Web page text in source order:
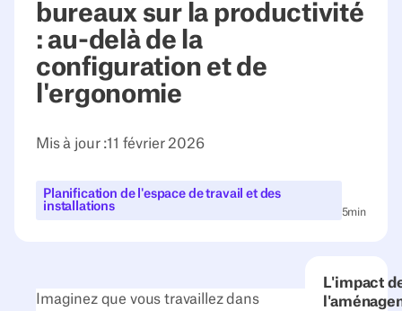
bureaux sur la productivité
: au-delà de la
configuration et de
l'ergonomie
Mis à jour :11 février 2026
Planification de l'espace de travail et des
installations
5min
L'impact
Imaginez que vous travaillez dans